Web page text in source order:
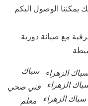
يمكننا الوصول اليكم
مع صيانة دورية
سباك الزهراء
سباك
الزهراء
فني صحي
الزهراء
معلم